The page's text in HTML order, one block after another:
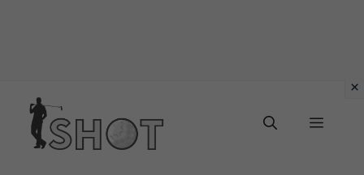
contenuto
Menu